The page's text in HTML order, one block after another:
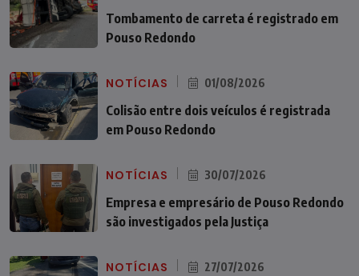
Tombamento de carreta é registrado em
Pouso Redondo
NOTÍCIAS 01/08/2026
Colisão entre dois veículos é registrada
em Pouso Redondo
NOTÍCIAS 30/07/2026
Empresa e empresário de Pouso Redondo
são investigados pela Justiça
NOTÍCIAS 27/07/2026